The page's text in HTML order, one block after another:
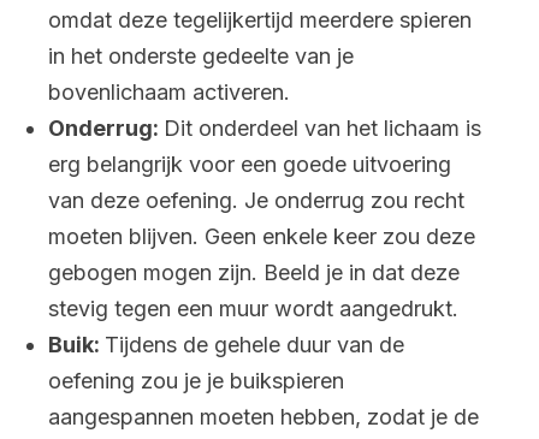
omdat deze tegelijkertijd meerdere spieren
in het onderste gedeelte van je
bovenlichaam activeren.
Onderrug: Dit onderdeel van het lichaam is
erg belangrijk voor een goede uitvoering
van deze oefening. Je onderrug zou recht
moeten blijven. Geen enkele keer zou deze
gebogen mogen zijn. Beeld je in dat deze
stevig tegen een muur wordt aangedrukt.
Buik: Tijdens de gehele duur van de
oefening zou je je buikspieren
aangespannen moeten hebben, zodat je de